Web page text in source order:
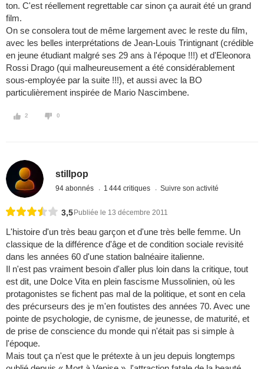
ton. C'est réellement regrettable car sinon ça aurait été un grand
film.
On se consolera tout de même largement avec le reste du film,
avec les belles interprétations de Jean-Louis Trintignant (crédible
en jeune étudiant malgré ses 29 ans à l'époque !!!) et d'Eleonora
Rossi Drago (qui malheureusement a été considérablement
sous-employée par la suite !!!), et aussi avec la BO
particulièrement inspirée de Mario Nascimbene.
2 0
stillpop
94 abonnés 1 444 critiques Suivre son activité
3,5 Publiée le 13 décembre 2011
L'histoire d'un très beau garçon et d'une très belle femme. Un
classique de la différence d'âge et de condition sociale revisité
dans les années 60 d'une station balnéaire italienne.
Il n'est pas vraiment besoin d'aller plus loin dans la critique, tout
est dit, une Dolce Vita en plein fascisme Mussolinien, où les
protagonistes se fichent pas mal de la politique, et sont en cela
des précurseurs des je m'en foutistes des années 70. Avec une
pointe de psychologie, de cynisme, de jeunesse, de maturité, et
de prise de conscience du monde qui n'était pas si simple à
l'époque.
Mais tout ça n'est que le prétexte à un jeu depuis longtemps